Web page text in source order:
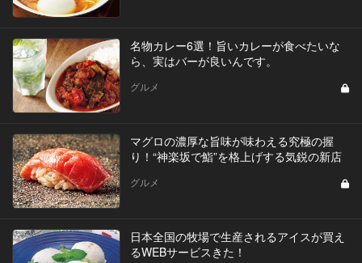
名物カレー6選！旨いカレーが食べたいな
ら、実はバーが良いんです。
グルメ
マグロの濃厚な旨味が味わえる究極の握
り！“神楽坂で鮨”を格上げする気鋭の新店
グルメ
日本全国の牧場で生産されるアイスが買え
るWEBサービスきた！